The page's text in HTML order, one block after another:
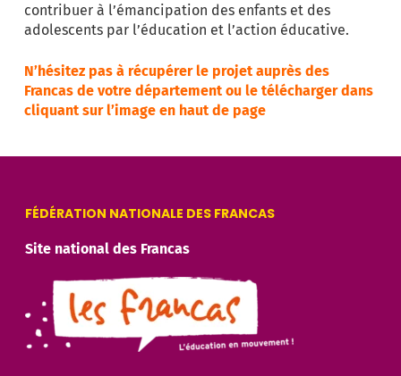
contribuer à l’émancipation des enfants et des
adolescents par l’éducation et l’action éducative.
N’hésitez pas à récupérer le projet auprès des
Francas de votre département ou le télécharger dans
cliquant sur l’image en haut de page
FÉDÉRATION NATIONALE DES FRANCAS
Site national des Francas